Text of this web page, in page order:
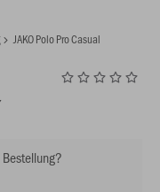
JAKO Polo Pro Casual